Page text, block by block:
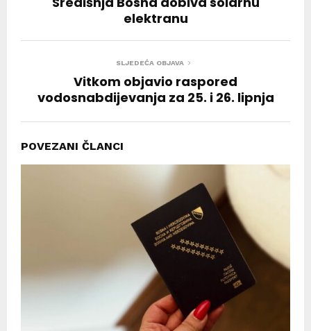
elektranu
SLJEDEĆA OBJAVA
Vitkom objavio raspored
vodosnabdijevanja za 25. i 26. lipnja
POVEZANI ČLANCI